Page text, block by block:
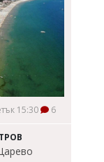
15:30 6